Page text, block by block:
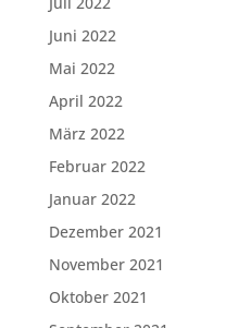
Juni 2022
Mai 2022
April 2022
März 2022
Februar 2022
Januar 2022
Dezember 2021
November 2021
Oktober 2021